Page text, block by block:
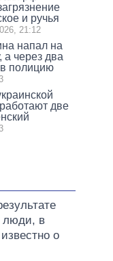
и ручья
21:12
напал на
а через два
полицию
две
люди, в
о